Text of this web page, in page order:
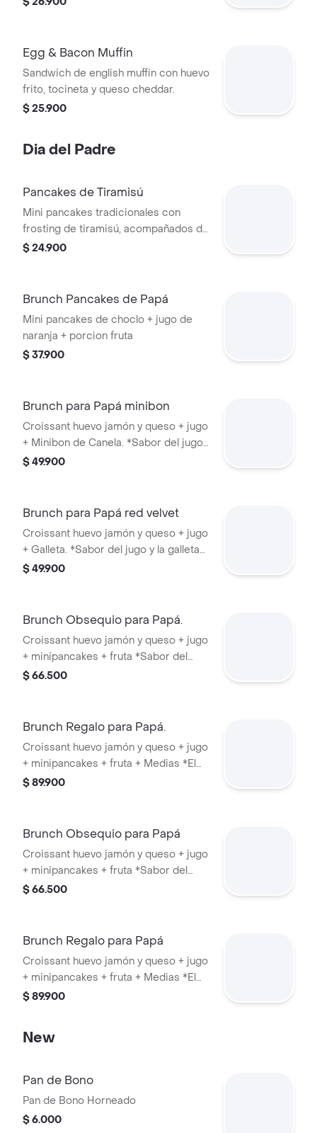
Egg & Bacon Muffin
Sandwich de english muffin con huevo
frito, tocineta y queso cheddar.
$ 25.900
Dia del Padre
Pancakes de Tiramisú
Mini pancakes tradicionales con
frosting de tiramisú, acompañados de
syrup.
$ 24.900
Brunch Pancakes de Papá
Mini pancakes de choclo + jugo de
naranja + porcion fruta
$ 37.900
Brunch para Papá minibon
Croissant huevo jamón y queso + jugo
+ Minibon de Canela. *Sabor del jugo
sujeto a disponibilidad.
$ 49.900
Brunch para Papá red velvet
Croissant huevo jamón y queso + jugo
+ Galleta. *Sabor del jugo y la galleta
sujeto a disponibilidad.
$ 49.900
Brunch Obsequio para Papá.
Croissant huevo jamón y queso + jugo
+ minipancakes + fruta *Sabor del
jugo sujeto a disponibilidad.
$ 66.500
Brunch Regalo para Papá.
Croissant huevo jamón y queso + jugo
+ minipancakes + fruta + Medias *El
sabor del jugo y el diseño de las
$ 89.900
Brunch Obsequio para Papá
Croissant huevo jamón y queso + jugo
+ minipancakes + fruta *Sabor del
jugo sujeto a disponibilidad.
$ 66.500
Brunch Regalo para Papá
Croissant huevo jamón y queso + jugo
+ minipancakes + fruta + Medias *El
sabor del jugo y el diseño de las
$ 89.900
New
Pan de Bono
Pan de Bono Horneado
$ 6.000